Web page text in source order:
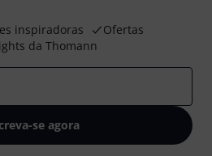
inspiradoras
Ofertas
da Thomann
se agora